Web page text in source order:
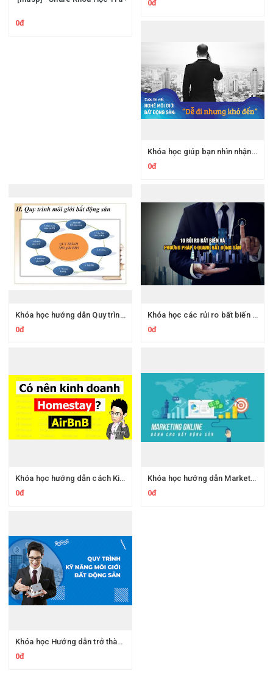
0đ
0đ
Khóa học giúp bạn nhìn nhận Tổng quan về môi giới bất động sản
0đ
Khóa học hướng dẫn Quy trình và kỹ năng môi giới bất động sản
0đ
Khóa học các rủi ro bất biến trong kinh doanh bất động sản và phương pháp X-quang bất động sản
0đ
Khóa học hướng dẫn cách Kinh doanh AirBnB - Homestay hiệu quả
0đ
Khóa học hướng dẫn Marketing Online dành cho bất động sản hiệu quả nhất
0đ
Khóa học Hướng dẫn trở thành chuyên gia trong Bất động sản – Bảo hiểm – Tài chính
0đ